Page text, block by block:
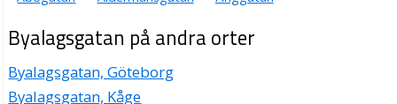
Byalagsgatan på andra orter
Byalagsgatan, Göteborg
Byalagsgatan, Kåge